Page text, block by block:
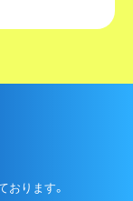
おります。